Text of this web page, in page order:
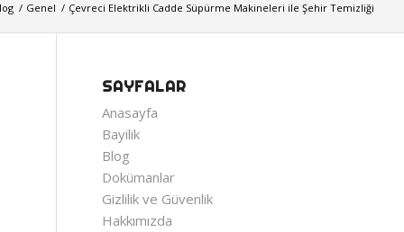
/ Genel / Çevreci Elektrikli Cadde Süpürme Makineleri ile Şehir Temizliği
SAYFALAR
Anasayfa
Bayilik
Blog
Dokümanlar
Gizlilik ve Güvenlik
Hakkımızda